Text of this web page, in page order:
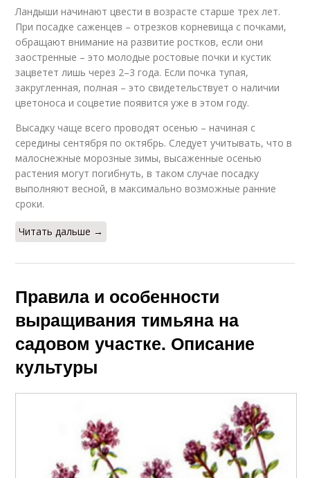
Ландыши начинают цвести в возрасте старше трех лет.
При посадке саженцев – отрезков корневища с почками,
обращают внимание на развитие ростков, если они
заостренные – это молодые ростовые почки и кустик
зацветет лишь через 2–3 года. Если почка тупая,
закругленная, полная – это свидетельствует о наличии
цветоноса и соцветие появится уже в этом году.
Высадку чаще всего проводят осенью – начиная с
середины сентября по октябрь. Следует учитывать, что в
малоснежные морозные зимы, высаженные осенью
растения могут погибнуть, в таком случае посадку
выполняют весной, в максимально возможные ранние
сроки.
Читать дальше →
Правила и особенности
выращивания тимьяна на
садовом участке. Описание
культуры